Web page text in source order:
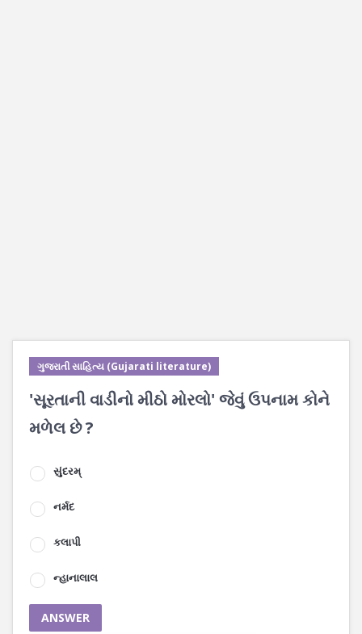
ગુજરાતી સાહિત્ય (Gujarati literature)
'સૂરતાની વાડીનો મીઠો મોરલો' જેવું ઉપનામ કોને
મળેલ છે ?
સુંદરમ્
નર્મદ
કલાપી
ન્હાનાલાલ
ANSWER